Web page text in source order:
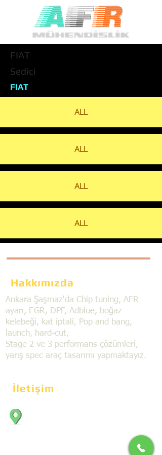
FIAT
Sedici
FIAT
ALL
ALL
ALL
ALL
Hakkımızda
Ankara Şaşmaz'da Chip tuning, AFR
ayarı, EGR, DPF, Adblue, boğaz
kelebeği, kat iptali, Pop and bang,
launch, hard-cut,
Stage 2 ve 3 performans çözümleri,
yarış spec araç tasarımı yapmaktayız.
İletişim